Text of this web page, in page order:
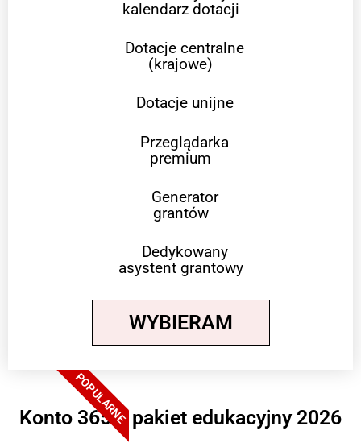
kalendarz dotacji
Dotacje centralne
(krajowe)
Dotacje unijne
Przeglądarka
premium
Generator
grantów
Dedykowany
asystent grantowy
WYBIERAM
POPULARNE
Konto 365 + pakiet edukacyjny 2026